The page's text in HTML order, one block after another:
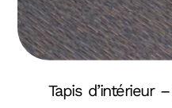
Tapis d’intérieur